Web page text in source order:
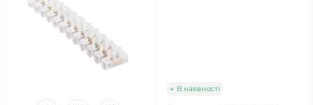
В наявності